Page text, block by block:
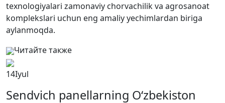
texnologiyalari zamonaviy chorvachilik va agrosanoat
komplekslari uchun eng amaliy yechimlardan biriga
aylanmoqda.
Читайте также
14Iyul
Sendvich panellarning O‘zbekiston